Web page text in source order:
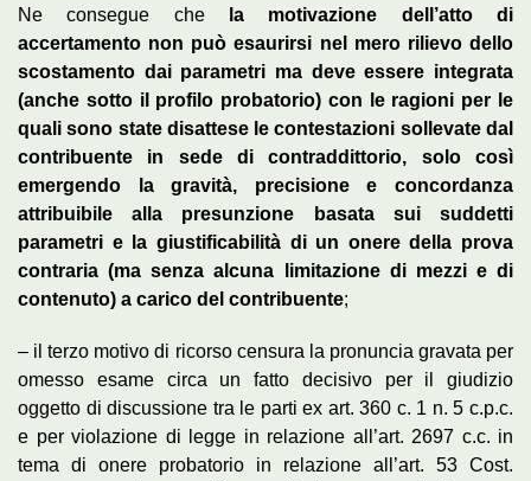
Ne consegue che
la motivazione dell’atto di
accertamento non può esaurirsi nel mero rilievo dello
scostamento dai parametri ma deve essere integrata
(anche sotto il profilo probatorio) con le ragioni per le
quali sono state disattese le contestazioni sollevate dal
contribuente in sede di contraddittorio, solo così
emergendo la gravità, precisione e concordanza
attribuibile alla presunzione basata sui suddetti
parametri e la giustificabilità di un onere della prova
contraria (ma senza alcuna limitazione di mezzi e di
contenuto) a carico del contribuente;
– il terzo motivo di ricorso censura la pronuncia gravata per
omesso esame circa un fatto decisivo per il giudizio
oggetto di discussione tra le parti ex art. 360 c. 1 n. 5 c.p.c.
e per violazione di legge in relazione all’art. 2697 c.c. in
tema di onere probatorio in relazione all’art. 53 Cost.